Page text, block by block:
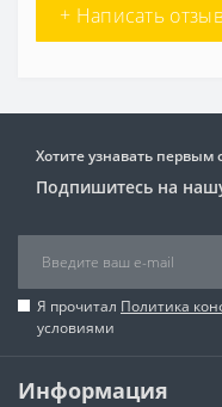
+ Написать
Хотите узнавать первым
Подпишитесь на
Я прочитал Политика
условиями
Информация